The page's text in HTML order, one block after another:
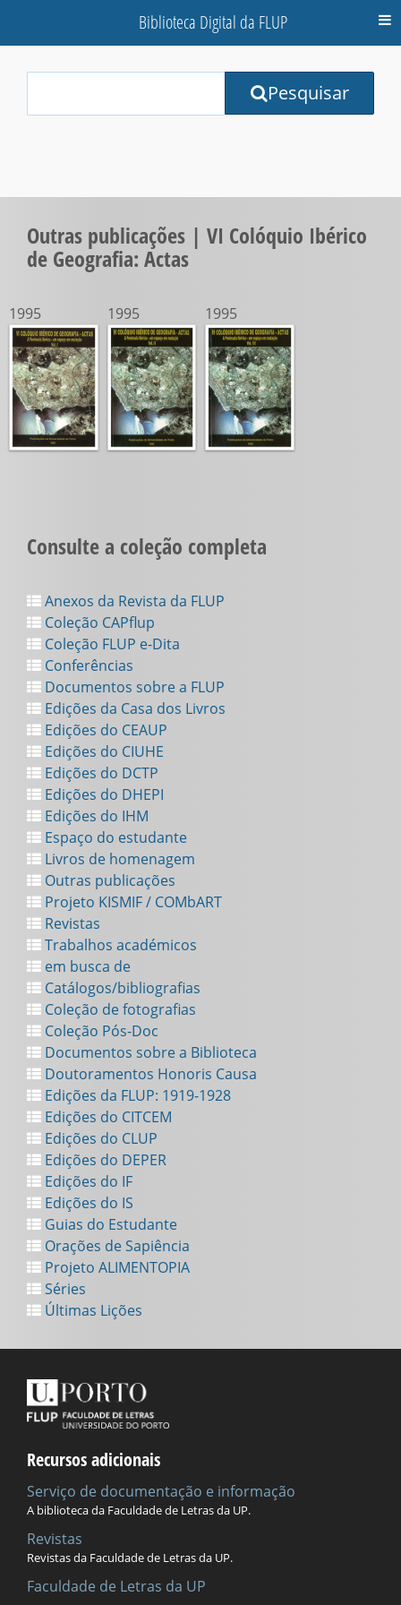
Biblioteca Digital da FLUP
Terms:
Pesquisar
Outras publicações | VI Colóquio Ibérico
de Geografia: Actas
1995 1995 1995
Consulte a coleção completa
Anexos da Revista da FLUP
Coleção CAPflup
Coleção FLUP e-Dita
Conferências
Documentos sobre a FLUP
Edições da Casa dos Livros
Edições do CEAUP
Edições do CIUHE
Edições do DCTP
Edições do DHEPI
Edições do IHM
Espaço do estudante
Livros de homenagem
Outras publicações
Projeto KISMIF / COMbART
Revistas
Trabalhos académicos
em busca de
Catálogos/bibliografias
Coleção de fotografias
Coleção Pós-Doc
Documentos sobre a Biblioteca
Doutoramentos Honoris Causa
Edições da FLUP: 1919-1928
Edições do CITCEM
Edições do CLUP
Edições do DEPER
Edições do IF
Edições do IS
Guias do Estudante
Orações de Sapiência
Projeto ALIMENTOPIA
Séries
Últimas Lições
Recursos adicionais
Serviço de documentação e informação
A biblioteca da Faculdade de Letras da UP.
Revistas
Revistas da Faculdade de Letras da UP.
Faculdade de Letras da UP